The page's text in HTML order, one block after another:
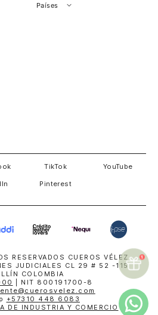
Países
TikTok YouTube
Pinterest
RESERVADOS CUEROS VÉLEZ
JUDICIALES CL 29 # 52 -115
COLOMBIA
| NIT 800191700-8
+57310 448 6083
DE INDUSTRIA Y COMERCIO